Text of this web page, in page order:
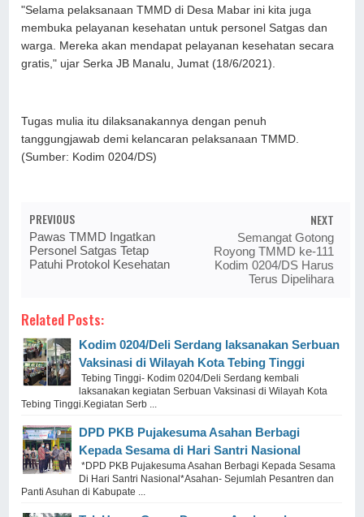
"Selama pelaksanaan TMMD di Desa Mabar ini kita juga
membuka pelayanan kesehatan untuk personel Satgas dan
warga. Mereka akan mendapat pelayanan kesehatan secara
gratis," ujar Serka JB Manalu, Jumat (18/6/2021).
Tugas mulia itu dilaksanakannya dengan penuh
tanggungjawab demi kelancaran pelaksanaan TMMD.
(Sumber: Kodim 0204/DS)
PREVIOUS
Pawas TMMD Ingatkan
Personel Satgas Tetap
Patuhi Protokol Kesehatan
NEXT
Semangat Gotong
Royong TMMD ke-111
Kodim 0204/DS Harus
Terus Dipelihara
Related Posts:
Kodim 0204/Deli Serdang laksanakan Serbuan
Vaksinasi di Wilayah Kota Tebing Tinggi
Tebing Tinggi- Kodim 0204/Deli Serdang kembali
laksanakan kegiatan Serbuan Vaksinasi di Wilayah Kota
Tebing Tinggi.Kegiatan Serb ...
DPD PKB Pujakesuma Asahan Berbagi
Kepada Sesama di Hari Santri Nasional
*DPD PKB Pujakesuma Asahan Berbagi Kepada Sesama
Di Hari Santri Nasional*Asahan- Sejumlah Pesantren dan
Panti Asuhan di Kabupate ...